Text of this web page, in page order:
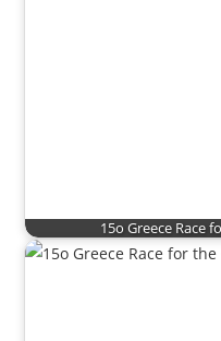
15o Greece Race